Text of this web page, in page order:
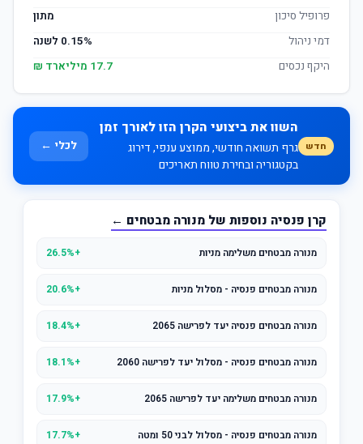
פרופיל סיכון
מתון
דמי ניהול
0.15% לשנה
היקף נכסים
17.7 מיליארד ₪
חדש
השוו את ביצועי הקרן הזו לאורך זמן
גרף תשואה חודשי, ממוצע ענפי, דירוג
בקטגוריה ובחירת טווח תאריכים
לכלי ←
קרן פנסיה נוספות של מנורה מבטחים ←
מנורה מבטחים משלימה מניות +26.5%
מנורה מבטחים פנסיה - מסלול מניות +20.6%
מנורה מבטחים פנסיה יעד לפרישה 2065 +18.4%
מנורה מבטחים פנסיה - מסלול יעד לפרישה 2060 +18.1%
מנורה מבטחים משלימה יעד לפרישה 2065 +17.9%
מנורה מבטחים פנסיה - מסלול לבני 50 ומטה +17.7%